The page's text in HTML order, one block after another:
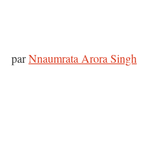
parNnaumrata Arora Singh